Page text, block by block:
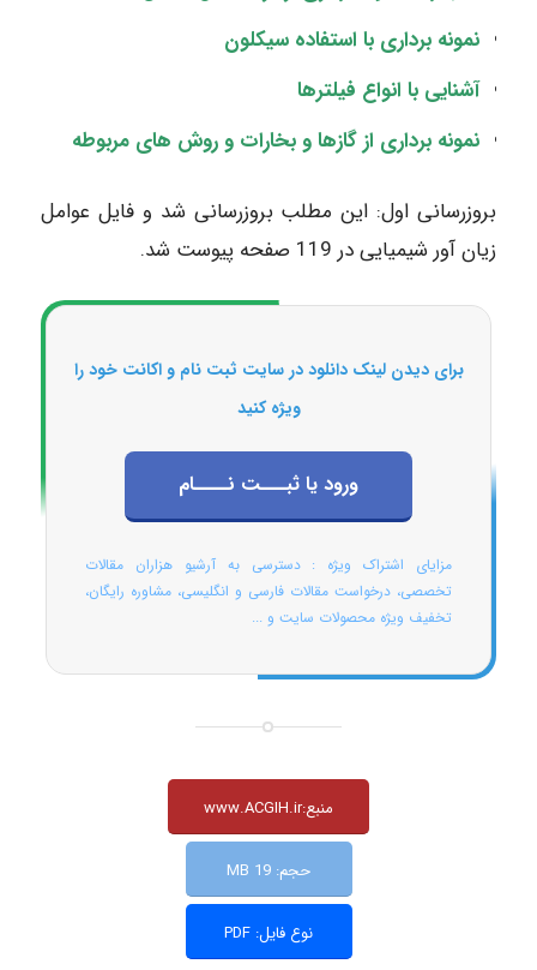
نمونه برداری با استفاده سیکلون
آشنایی با انواع فیلترها
نمونه برداری از گازها و بخارات و روش های مربوطه
بروزرسانی اول: این مطلب بروزرسانی شد و فایل عوامل
زیان آور شیمیایی در 119 صفحه پیوست شد.
برای دیدن لینک دانلود در سایت ثبت نام و اکانت خود را
ویژه کنید
ورود یا ثبـــت نــــام
مزایای اشتراک ویژه : دسترسی به آرشیو هزاران مقالات
تخصصی، درخواست مقالات فارسی و انگلیسی، مشاوره رایگان،
تخفیف ویژه محصولات سایت و ...
منبع:www.ACGIH.ir
حجم: 19 MB
نوع فایل: PDF